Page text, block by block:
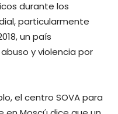
durante los
particularmente
un país
y violencia por
el centro SOVA para